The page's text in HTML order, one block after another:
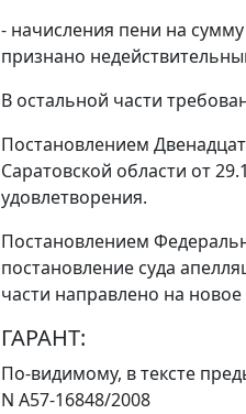
- начисления пени на
признано
В остальной части
Постановлением
Саратовской области от
удовлетворения.
Постановлением
постановление суда
части направлено на
ГАРАНТ:
По-видимому, в тексте
N А57-16848/2008